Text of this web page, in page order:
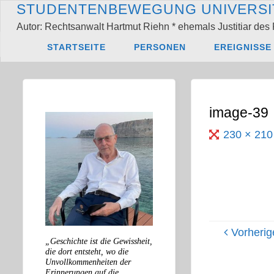
Zum
springen
STUDENTENBEWEGUNG UNIVERSI
Autor: Rechtsanwalt Hartmut Riehn * ehemals Justitiar des
STARTSEITE PERSONEN EREIGNISSE
StartFrank Wolff,
image-39
Originalgröße
230 × 210
„Geschichte ist die Gewissheit,
die dort entsteht, wo die
Unvollkommenheiten der